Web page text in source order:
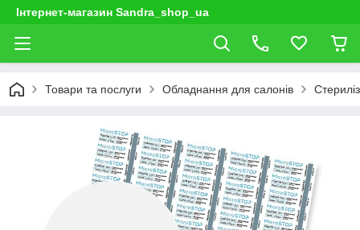
Інтернет-магазин Sandra_shop_ua
Товари та послуги Обладнання для салонів